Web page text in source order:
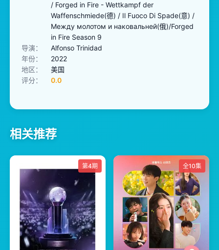
/ Forged in Fire - Wettkampf der
Waffenschmiede(德) / Il Fuoco Di Spade(意) /
Между молотом и наковальней(俄)/Forged
in Fire Season 9
导演：
Alfonso Trinidad
年份：
2022
地区：
美国
评分：
0.0
相关推荐
第4期 全10集